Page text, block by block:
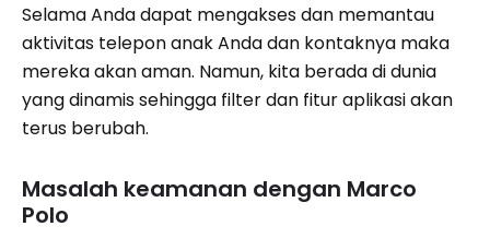
Selama Anda dapat mengakses dan memantau
aktivitas telepon anak Anda dan kontaknya maka
mereka akan aman. Namun, kita berada di dunia
yang dinamis sehingga filter dan fitur aplikasi akan
terus berubah.
Masalah keamanan dengan Marco
Polo